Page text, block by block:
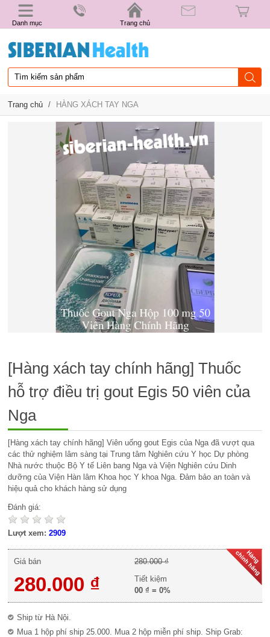
Danh mục Trang chủ
Trang chủ / HÀNG XÁCH TAY NGA
[Hàng xách tay chính hãng] Thuốc
hỗ trợ điều trị gout Egis 50 viên của
Nga
[Hàng xách tay chính hãng] Viên uống gout Egis của Nga đã vượt qua
các thử nghiệm lâm sàng tại Trung tâm Nghiên cứu Y học Dự phòng
Nhà nước thuộc Bộ Y tế Liên bang Nga và Viện Nghiên cứu Dinh
dưỡng của Viện Hàn lâm Khoa học Y khoa Nga. Đảm bảo an toàn và
hiệu quả cho khách hàng sử dụng
Đánh giá:
Lượt xem:2909
Giá bán
280.000 ₫
280.000 ₫
Tiết kiệm
00 ₫ = 0%
Ship từ Hà Nội.
Mua 1 hộp phí ship 25.000. Mua 2 hộp miễn phí ship. Ship Grab: